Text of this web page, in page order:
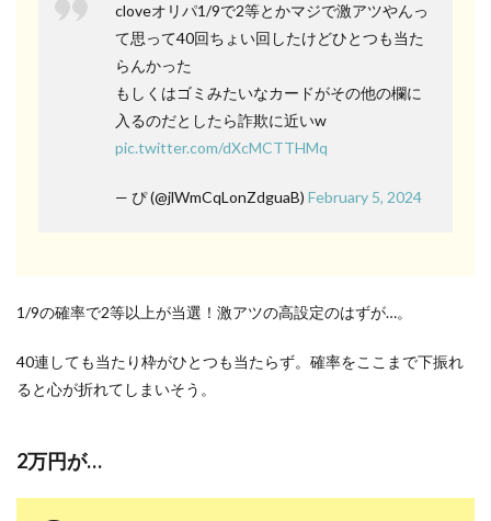
cloveオリパ1/9で2等とかマジで激アツやんっ
て思って40回ちょい回したけどひとつも当た
らんかった
もしくはゴミみたいなカードがその他の欄に
入るのだとしたら詐欺に近いw
pic.twitter.com/dXcMCTTHMq
— ぴ (@jlWmCqLonZdguaB) February 5, 2024
1/9の確率で2等以上が当選！激アツの高設定のはずが…。
40連しても当たり枠がひとつも当たらず。確率をここまで下振れ
ると心が折れてしまいそう。
2万円が…